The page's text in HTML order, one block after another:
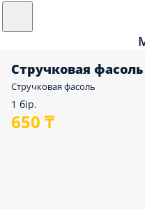
Стручковая фасоль
Стручковая фасоль
1 бір.
650 ₸